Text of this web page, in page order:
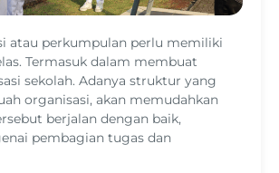
atau perkumpulan perlu memiliki
Termasuk dalam membuat
sekolah. Adanya struktur yang
organisasi, akan memudahkan
berjalan dengan baik,
pembagian tugas dan